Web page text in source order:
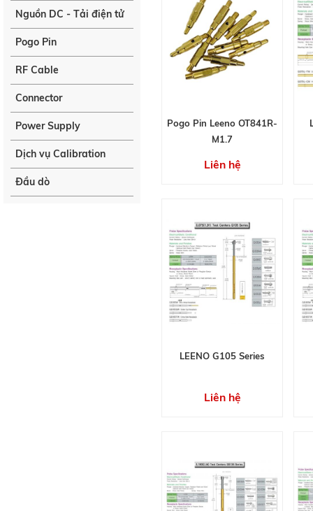
Nguồn DC - Tải điện tử
Pogo Pin
RF Cable
Connector
Power Supply
Dịch vụ Calibration
Đầu dò
Pogo Pin Leeno OT841R-
M1.7
Liên hệ
LEENO G105 Series
Liên hệ